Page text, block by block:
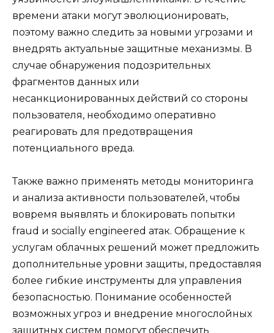
времени атаки могут эволюционировать,
поэтому важно следить за новыми угрозами и
внедрять актуальные защитные механизмы. В
случае обнаружения подозрительных
фрагментов данных или
несанкционированных действий со стороны
пользователя, необходимо оперативно
реагировать для предотвращения
потенциального вреда.
Также важно применять методы мониторинга
и анализа активности пользователей, чтобы
вовремя выявлять и блокировать попытки
fraud и socially engineered атак. Обращение к
услугам облачных решений может предложить
дополнительные уровни защиты, предоставляя
более гибкие инструменты для управления
безопасностью. Понимание особенностей
возможных угроз и внедрение многослойных
защитных систем помогут обеспечить